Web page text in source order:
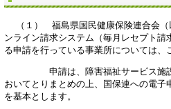
（１） 福島県国民健康保険連合会（
ンライン請求システム（毎月レセプト請
る申請を行っている事業所については、
申請は、障害福祉サービス施設・
おいてとりまとめの上、国保連への電子
を基本とします。